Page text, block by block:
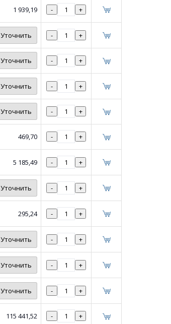
1 939,19 - +
Уточнить - +
Уточнить - +
Уточнить - +
Уточнить - +
469,70 - +
5 185,49 - +
Уточнить - +
295,24 - +
Уточнить - +
Уточнить - +
Уточнить - +
115 441,52 - +